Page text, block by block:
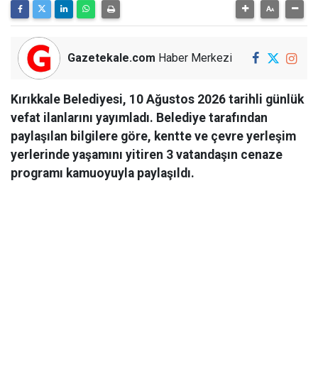
Gazetekale.com Haber Merkezi
Kırıkkale Belediyesi, 10 Ağustos 2026 tarihli günlük
vefat ilanlarını yayımladı. Belediye tarafından
paylaşılan bilgilere göre, kentte ve çevre yerleşim
yerlerinde yaşamını yitiren 3 vatandaşın cenaze
programı kamuoyuyla paylaşıldı.